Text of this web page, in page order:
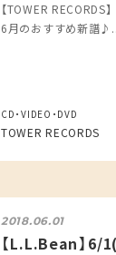
【TOWER RECORDS】
6月のおすすめ新譜
CD・VIDEO・DVD
TOWER RECORDS
2018.06.01
【L.L.Bean】6/